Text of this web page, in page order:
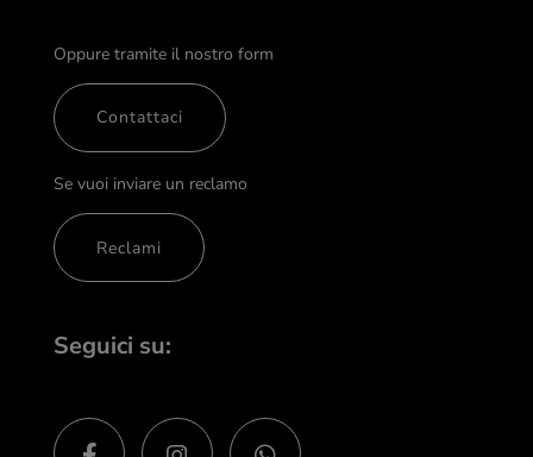
Oppure tramite il nostro form
Contattaci
Se vuoi inviare un reclamo
Reclami
Seguici su: